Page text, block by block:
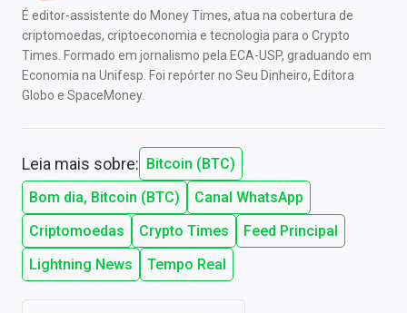
É editor-assistente do Money Times, atua na cobertura de
criptomoedas, criptoeconomia e tecnologia para o Crypto
Times. Formado em jornalismo pela ECA-USP, graduando em
Economia na Unifesp. Foi repórter no Seu Dinheiro, Editora
Globo e SpaceMoney.
Leia mais sobre: Bitcoin (BTC)
Bom dia, Bitcoin (BTC)
Canal WhatsApp
Criptomoedas
Crypto Times
Feed Principal
Lightning News
Tempo Real